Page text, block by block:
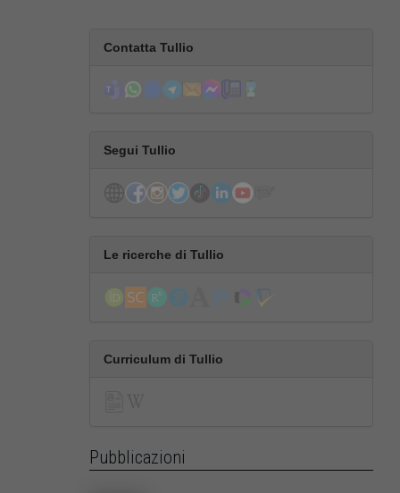
Contatta Tullio
Segui Tullio
Le ricerche di Tullio
Curriculum di Tullio
Pubblicazioni